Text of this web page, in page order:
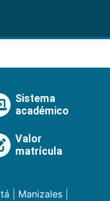
Sistema
académico
Valor
matrícula
Manizales